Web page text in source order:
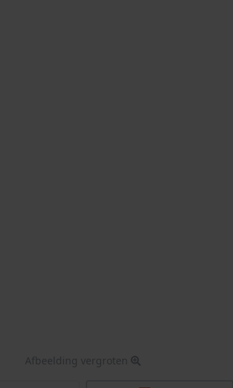
Afbeelding vergroten